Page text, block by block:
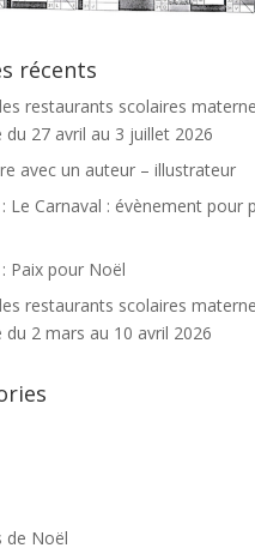
récents
restaurants scolaires
du 27 avril au 3 juillet 2026
avec un auteur – illustrateur
Le Carnaval : évènement pour
Paix pour Noël
restaurants scolaires
du 2 mars au 10 avril 2026
de Noël